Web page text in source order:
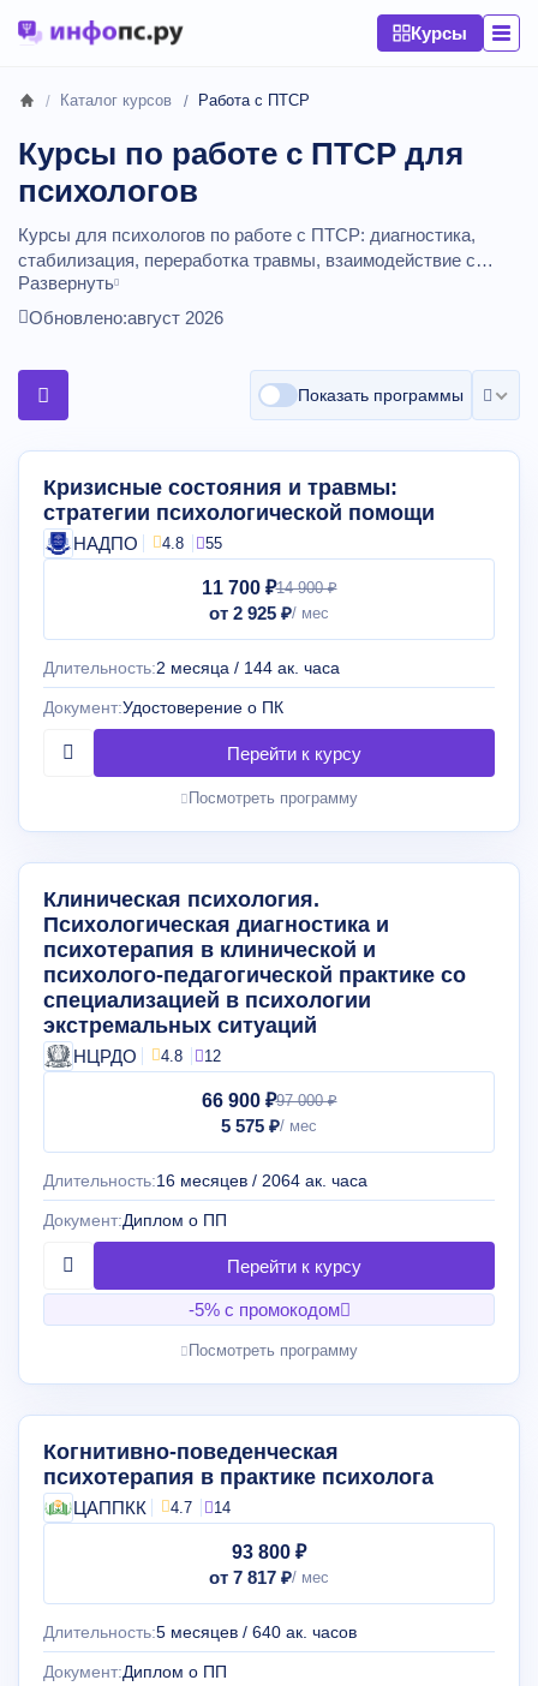
Курсы
Каталог курсов Работа с ПТСР
Курсы по работе с ПТСР для
психологов
Курсы для психологов по работе с ПТСР: диагностика,
стабилизация, переработка травмы, взаимодействие с
психиатрами и кризисными службами.
стоимость обучения, наличие рассрочки, промокоды.
Развернуть
Обновлено:август 2026
Показать программы
Кризисные состояния и травмы:
стратегии психологической помощи
НАДПО 4.8 55
11 700 ₽14 900 ₽
от 2 925 ₽
Длительность:2 месяца / 144 ак. часа
Документ:Удостоверение о ПК
Посмотреть программу
Клиническая психология.
Психологическая диагностика и
психотерапия в клинической и
психолого-педагогической практике со
специализацией в психологии
экстремальных ситуаций
НЦРДО 4.8 12
66 900 ₽97 000 ₽
5 575 ₽
Длительность:16 месяцев / 2064 ак. часа
Документ:Диплом о ПП
-5% с промокодом
Посмотреть программу
Когнитивно-поведенческая
психотерапия в практике психолога
ЦАППКК 4.7 14
93 800 ₽
от 7 817 ₽
Длительность:5 месяцев / 640 ак. часов
Документ:Диплом о ПП